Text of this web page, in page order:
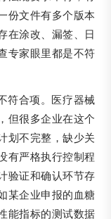
份文件有多个版本
在涂改、漏签、日
专家眼里都是不符
符合项。医疗器械
但很多企业在这个
划不完整，缺少关
有严格执行控制程
验证和确认环节存
某企业申报的血糖
能指标的测试数据